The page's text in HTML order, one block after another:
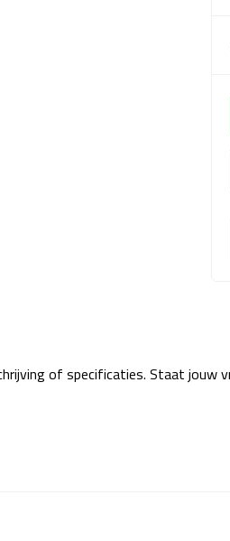
of specificaties. Staat jouw